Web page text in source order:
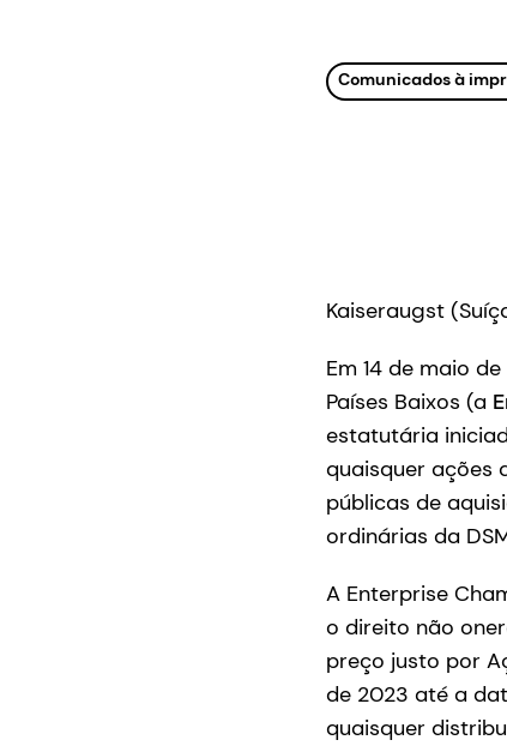
Comunicados à
Kaiseraugst
Em 14 de maio
Países Baixos (a
estatutária
quaisquer ações
públicas de
ordinárias da
A Enterprise
o direito não
preço justo por
de 2023 até a
quaisquer